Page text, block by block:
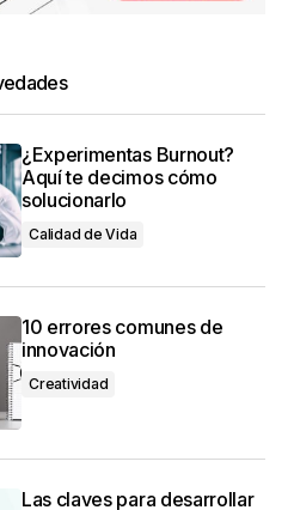
¿Experimentas Burnout?
Aquí te decimos cómo
solucionarlo
Calidad de Vida
10 errores comunes de
innovación
Creatividad
Las claves para desarrollar